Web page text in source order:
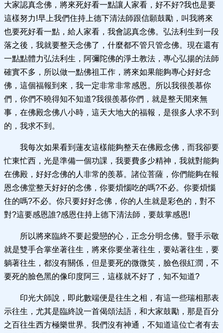
大家認真念佛，將來死好看一點讓人家看，好不好?我也是要
這樣努力!早上我們住持上德下清法師跟信願鼓勵，叫我將來
也要死好看一點，給人家看，我會認真念佛。弘法利生到一段
落之後，我就要整天念佛了，什麼都不管只管念佛。現在還有
一點點體力弘法利生，阿彌陀佛的淨土教法，專心弘揚的法師
確實不多，所以做一點佛祖工作，將來如果能夠專心好好念
佛，這個福報到來，我一定非常非常感恩。所以我很羨慕你
們，你們不曉得知不知道?我很羨慕你們，就是整天閒來無
事，在佛殿念佛八小時，這天大地大的福報，是很多人求不到
的，我求不到。
我每次如果看到蓮友這樣能夠整天在佛殿念佛，而我卻要
忙東忙西，光是準備一個功課，我要費多少精神，我就對能夠
在佛殿，好好念佛的人非常的羨慕。諸位菩薩，你們能夠在報
恩念佛堂整天好好的念佛，你要煩惱吃的嗎?不必。你要煩惱
住的嗎?不必。你只要好好念佛，你的人生就是彩色的，對不
對?這要感恩誰?感恩住持上德下清法師，要鼓掌感恩!
所以將來臨終不要起愛戀的心，正念分明念佛。豎手示敬
就是雙手合掌坐著往生，將來你要坐著往生，要站著往生，要
躺著往生，都沒有關係，但是要死的微微笑，臉色很紅潤，不
要死的臉色黑的像印度阿三，這樣就不好了，知不知道?
印光大師說，即此數端便是往生之相，有這一些瑞相那表
示往生，尤其是臨終說一首偈頌法語，和大家鼓勵，那是百分
之百往生西方極樂世界。我們沒有神通，不知道這位亡者有去